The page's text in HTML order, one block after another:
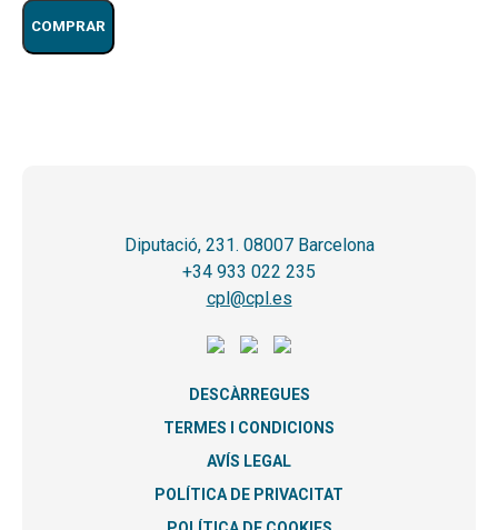
COMPRAR
Diputació, 231. 08007 Barcelona
+34 933 022 235
cpl@cpl.es
DESCÀRREGUES
TERMES I CONDICIONS
AVÍS LEGAL
POLÍTICA DE PRIVACITAT